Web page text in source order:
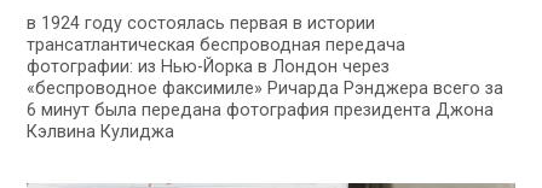
в 1924 году состоялась первая в истории
трансатлантическая беспроводная передача
фотографии: из Нью-Йорка в Лондон через
«беспроводное факсимиле» Ричарда Рэнджера всего за
6 минут была передана фотография президента Джона
Кэлвина Кулиджа